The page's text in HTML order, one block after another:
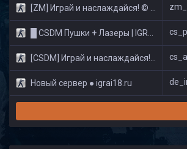
[ZM] Играй и наслаждайся! © Zombie Show
█ CSDM Пушки + Лазеры | IGRAI18.RU ツ █
[CSDM] Играй и наслаждайся! © Classic
Новый сервер ● igrai18.ru